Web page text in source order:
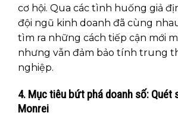
cơ hội. Qua các tình huống giả
đội ngũ kinh doanh đã cùng
tìm ra những cách tiếp cận mới
nhưng vẫn đảm bảo tính trung
nghiệp.
4. Mục tiêu bứt phá doanh số: Quét
Monrei